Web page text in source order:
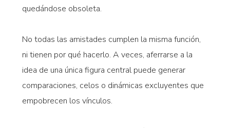
quedándose obsoleta.
No todas las amistades cumplen la misma función,
ni tienen por qué hacerlo. A veces, aferrarse a la
idea de una única figura central puede generar
comparaciones, celos o dinámicas excluyentes que
empobrecen los vínculos.